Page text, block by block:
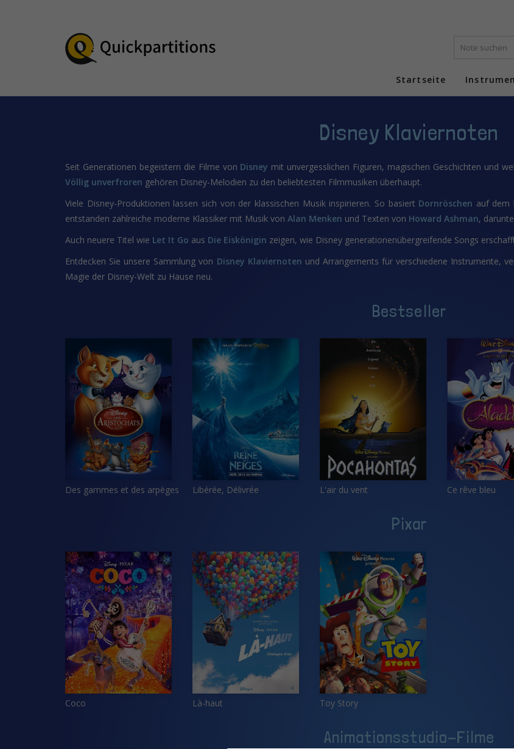
Startseite
Disney Klaviernoten
Seit Generationen begeistern die Filme von Disney mit unvergesslichen Figuren, magischen Geschichten und
Völlig unverfroren gehören Disney-Melodien zu den beliebtesten Filmmusiken überhaupt.
Viele Disney-Produktionen lassen sich von der klassischen Musik inspirieren. So basiert Dornröschen auf dem
entstanden zahlreiche moderne Klassiker mit Musik von Alan Menken und Texten von Howard Ashman,
Auch neuere Titel wie Let It Go aus Die Eiskönigin zeigen, wie Disney generationenübergreifende Songs
Entdecken Sie unsere Sammlung von Disney Klaviernoten und Arrangements für verschiedene Instrumente,
Magie der Disney-Welt zu Hause neu.
Bestseller
Des gammes et des arpèges Libérée, Délivrée L'air du vent Ce rêve bleu
Pixar
Coco Là-haut Toy Story
Animationsstudio-Filme